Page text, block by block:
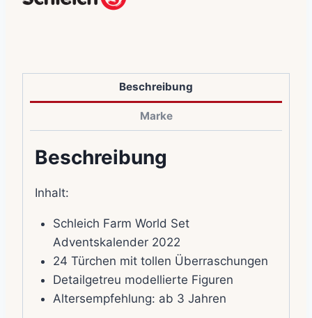
Beschreibung
Marke
Beschreibung
Inhalt:
Schleich Farm World Set
Adventskalender 2022
24 Türchen mit tollen Überraschungen
Detailgetreu modellierte Figuren
Altersempfehlung: ab 3 Jahren